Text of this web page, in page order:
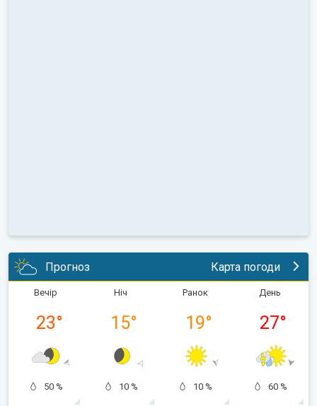
Прогноз Карта погоди
Вечір
23°
50 %
Ніч
15°
10 %
Ранок
19°
10 %
День
27°
60 %